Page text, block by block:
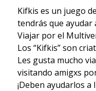
Kifkis es un juego
tendrás que ayudar
Viajar por el
Los “Kifkis” son
Les gusta mucho
visitando amigxs
¡Deben ayudarlos